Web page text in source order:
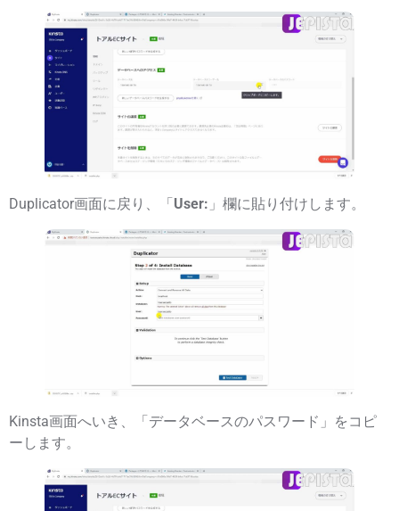
Duplicator画面に戻り、「User: 」欄に貼り付けします。
Kinsta画面へいき、「 データベースのパスワード 」をコピ
ーします。